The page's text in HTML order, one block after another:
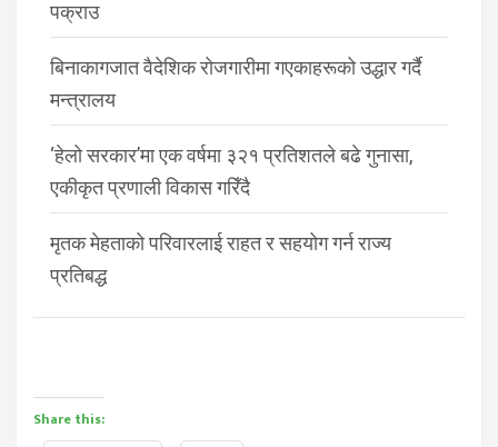
पक्राउ
बिनाकागजात वैदेशिक रोजगारीमा गएकाहरूको उद्धार गर्दै
मन्त्रालय
‘हेलो सरकार’मा एक वर्षमा ३२१ प्रतिशतले बढे गुनासा,
एकीकृत प्रणाली विकास गरिँदै
मृतक मेहताको परिवारलाई राहत र सहयोग गर्न राज्य
प्रतिबद्ध
Share this: